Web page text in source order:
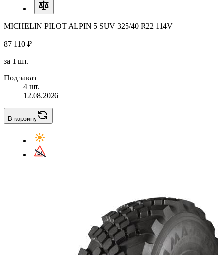
MICHELIN PILOT ALPIN 5 SUV 325/40 R22 114V
87 110 ₽
за 1 шт.
Под заказ
4 шт.
12.08.2026
В корзину